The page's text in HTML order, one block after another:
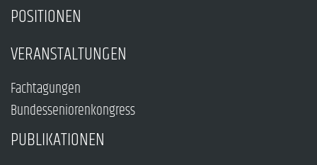
POSITIONEN
VERANSTALTUNGEN
Fachtagungen
Bundesseniorenkongress
PUBLIKATIONEN